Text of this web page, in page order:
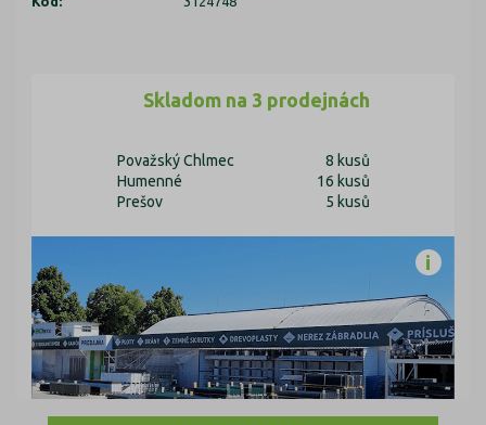
Skladom na 3 prodejnách
Považský Chlmec
8 kusů
Humenné
16 kusů
Prešov
5 kusů